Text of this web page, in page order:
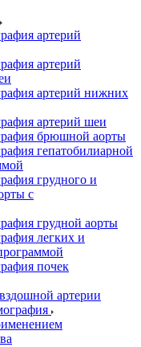
артерий
артерий
артерий нижних
артерий шеи
брюшной аорты
гепатобилиарной
грудного и
с
грудной аорты
легких и
почек
артерии